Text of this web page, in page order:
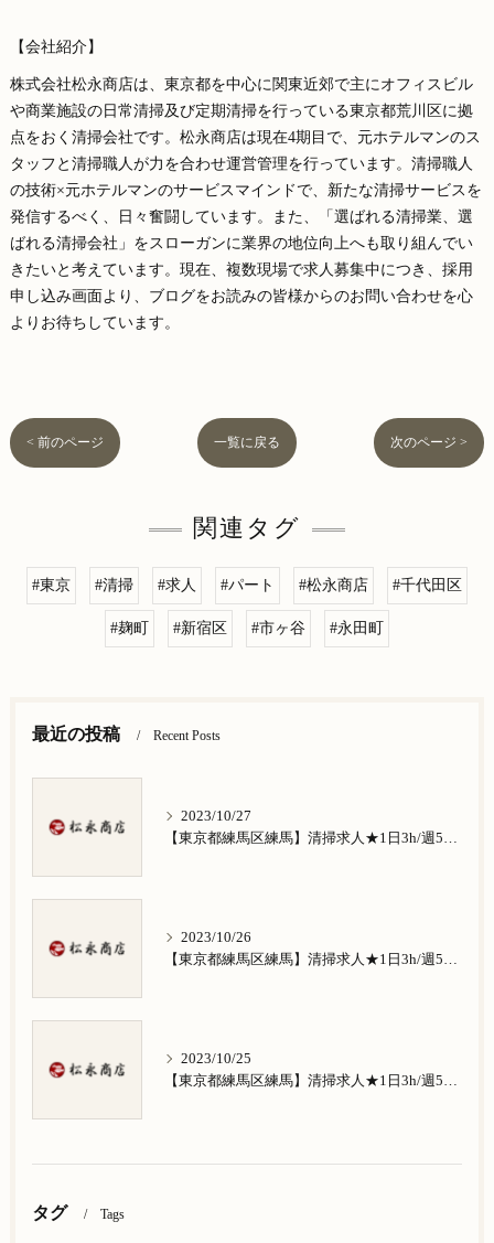
【会社紹介】
株式会社松永商店は、東京都を中心に関東近郊で主にオフィスビル
や商業施設の日常清掃及び定期清掃を行っている東京都荒川区に拠
点をおく清掃会社です。松永商店は現在4期目で、元ホテルマンのス
タッフと清掃職人が力を合わせ運営管理を行っています。清掃職人
の技術×元ホテルマンのサービスマインドで、新たな清掃サービスを
発信するべく、日々奮闘しています。また、「選ばれる清掃業、選
ばれる清掃会社」をスローガンに業界の地位向上へも取り組んでい
きたいと考えています。現在、複数現場で求人募集中につき、採用
申し込み画面より、ブログをお読みの皆様からのお問い合わせを心
よりお待ちしています。
< 前のページ 一覧に戻る 次のページ >
関連タグ
#東京 #清掃 #求人 #パート #松永商店 #千代田区
#麹町 #新宿区 #市ヶ谷 #永田町
最近の投稿 Recent Posts
2023/10/27
【東京都練馬区練馬】清掃求人★1日3h/週5日/祝日お休み★谷原在住の方歓迎
2023/10/26
【東京都練馬区練馬】清掃求人★1日3h/週5日/祝日お休み★南田中在住の方歓迎
2023/10/25
【東京都練馬区練馬】清掃求人★1日3h/週5日/祝日お休み★南大泉在住の方歓迎
タグ Tags